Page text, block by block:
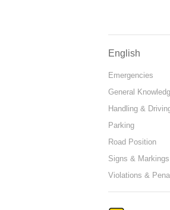
English
Emergencies
General
Handling &
Parking
Road Position
Signs & Markings
Violations &